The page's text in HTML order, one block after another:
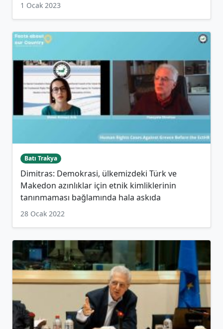
1 Ocak 2023
Batı Trakya
Dimitras: Demokrasi, ülkemizdeki Türk ve
Makedon azınlıklar için etnik kimliklerinin
tanınmaması bağlamında hala askıda
28 Ocak 2022